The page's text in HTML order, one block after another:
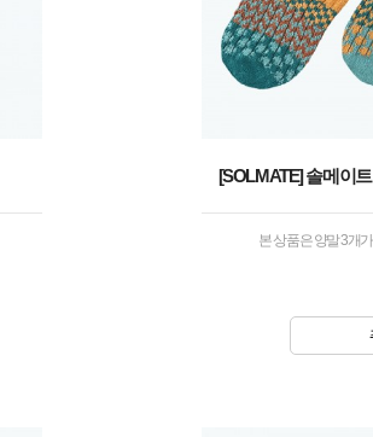
[SOLMATE] 솔메이
본 상품은 양말 3개